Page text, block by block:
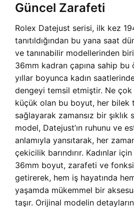
Güncel Zarafeti
Rolex Datejust serisi, ilk kez
tanıtıldığından bu yana saat
ve tanınabilir modellerinden
36mm kadran çapına sahip bu
yıllar boyunca kadın
dengeyi temsil etmiştir. Ne
küçük olan bu boyut, her bilek
sağlayarak zamansız bir şıklık
model, Datejust’ın ruhunu ve
anlamıyla yansıtarak, her
çekicilik barındırır. Kadınlar
36mm boyut, zarafeti ve
getirerek, hem iş hayatında
yaşamda mükemmel bir
taşır. Orijinal modelin